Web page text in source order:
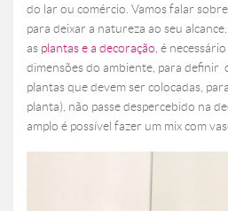
do lar ou comércio. Vamos falar
para deixar a natureza ao seu
as plantas e a decoração , é
dimensões do ambiente, para definir
plantas que devem ser colocadas,
planta), não passe despercebido na
amplo é possível fazer um mix com